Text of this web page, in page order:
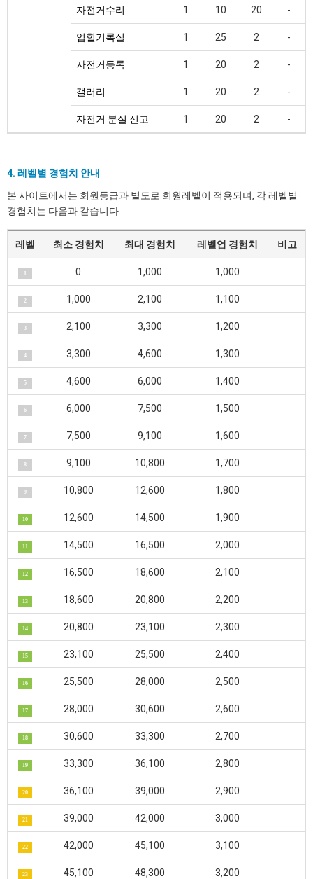
자전거수리 1 10 20 -
업힐기록실 1 25 2 -
자전거등록 1 20 2 -
갤러리 1 20 2 -
자전거 분실 신고 1 20 2 -
4. 레벨별 경험치 안내
본 사이트에서는 회원등급과 별도로 회원레벨이 적용되며, 각 레벨별
경험치는 다음과 같습니다.
레벨 최소 경험치 최대 경험치 레벨업 경험치 비고
0 1,000 1,000
2 1,000 2,100 1,100
3 2,100 3,300 1,200
4 3,300 4,600 1,300
5 4,600 6,000 1,400
6 6,000 7,500 1,500
7 7,500 9,100 1,600
9,100 10,800 1,700
9 10,800 12,600 1,800
10 12,600 14,500 1,900
11 14,500 16,500 2,000
12 16,500 18,600 2,100
13 18,600 20,800 2,200
14 20,800 23,100 2,300
15 23,100 25,500 2,400
16 25,500 28,000 2,500
17 28,000 30,600 2,600
18 30,600 33,300 2,700
19 33,300 36,100 2,800
20 36,100 39,000 2,900
21 39,000 42,000 3,000
22 42,000 45,100 3,100
23 45,100 48,300 3,200